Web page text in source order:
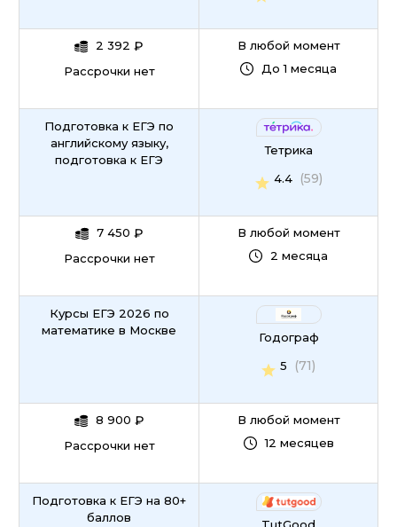
2 392 ₽
Рассрочки нет
В любой момент
До 1 месяца
Подготовка к ЕГЭ по
английскому языку,
подготовка к ЕГЭ
7 450 ₽
Рассрочки нет
Тетрика
4.4
(59)
В любой момент
2 месяца
Курсы ЕГЭ 2026 по
математике в Москве
8 900 ₽
Рассрочки нет
Годограф
5
(71)
В любой момент
12 месяцев
Подготовка к ЕГЭ на 80+
баллов